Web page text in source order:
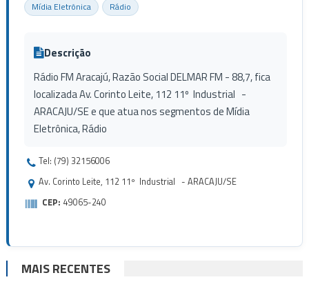
Mídia Eletrônica Rádio
Descrição
Rádio FM Aracajú, Razão Social DELMAR FM - 88,7, fica
localizada Av. Corinto Leite, 112 11º Industrial -
ARACAJU/SE e que atua nos segmentos de Mídia
Eletrônica, Rádio
Tel: (79) 32156006
Av. Corinto Leite, 112 11º Industrial - ARACAJU/SE
CEP: 49065-240
MAIS RECENTES